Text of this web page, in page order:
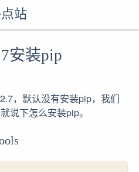
站
安装pip
，默认没有安装pip，我们
说下怎么安装pip。